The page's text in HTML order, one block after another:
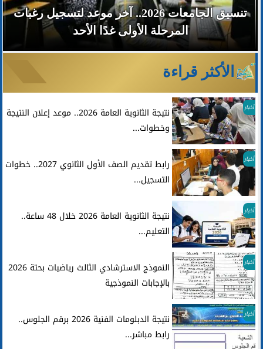
تنسيق الجامعات 2026.. آخر موعد لتسجيل رغبات
المرحلة الأولى غدًا الأحد
الأكثر قراءة
أخبار
نتيجة الثانوية العامة 2026.. موعد إعلان النتيجة
وخطوات...
أخبار
رابط تقديم الصف الأول الثانوي 2027.. خطوات
التسجيل...
أخبار
نتيجة الثانوية العامة 2026 خلال 48 ساعة..
التعليم...
أخبار
النموذج الاسترشادي الثالث رياضيات بحتة 2026
بالإجابات النموذجية
أخبار
نتيجة الدبلومات الفنية 2026 برقم الجلوس..
رابط مباشر...